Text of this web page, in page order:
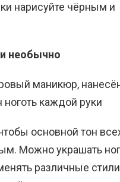
нарисуйте чёрным и
необычно
маникюр,
ноготь каждой руки
основной тон
Можно украшать
различные